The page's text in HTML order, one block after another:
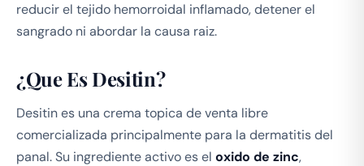
reducir el tejido hemorroidal inflamado, detener el
sangrado ni abordar la causa raiz.
¿Que Es Desitin?
Desitin es una crema topica de venta libre
comercializada principalmente para la dermatitis del
panal. Su ingrediente activo es el oxido de zinc,